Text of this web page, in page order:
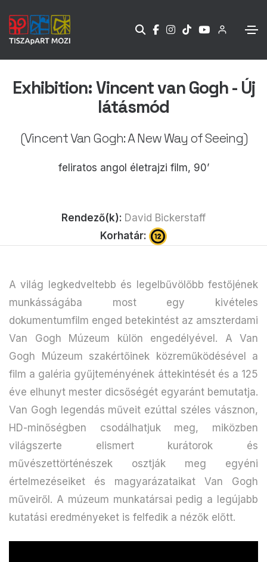
Exhibition: Vincent van Gogh - Új
látásmód
(Vincent Van Gogh: A New Way of Seeing)
feliratos angol életrajzi film, 90’
Rendező(k): David Bickerstaff
Korhatár:
A világ legkedveltebb és legelbűvölőbb festőjének
munkásságába most egy kivételes
dokumentumfilm enged betekintést az amszterdami
Van Gogh Múzeum külön engedélyével. A Van
Gogh Múzeum szakértőinek közreműködésével a
film a galéria gyűjteményének áttekintését és a 125
éve elhunyt mester dicsőségét egyaránt bemutatja.
Van Gogh legendás műveit ezúttal széles vásznon,
HD-minőségben csodálhatjuk meg, miközben
világszerte elismert kurátorok és
művészettörténészek osztják meg egyéni
értelmezéseiket és magyarázataikat Van Gogh
műveiről. A múzeum munkatársai pedig a legújabb
kutatási eredményeket is felfedik a nézők előtt.